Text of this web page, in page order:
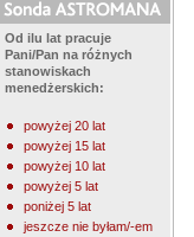
Od ilu lat pracuje
Pani/Pan na różnych
stanowiskach
menedżerskich:
powyżej 20 lat
powyżej 15 lat
powyżej 10 lat
powyżej 5 lat
poniżej 5 lat
jeszcze nie byłam/-em